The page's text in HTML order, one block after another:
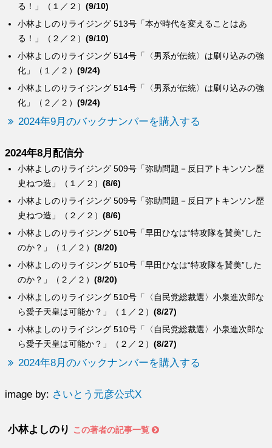
小林よしのりライジング 514号「〈男系が伝統〉は刷り込みの強
化」（２／２）(9/24)
小林よしのりライジング 514号「〈男系が伝統〉は刷り込みの強
化」（１／２）(9/24)
小林よしのりライジング 513号「本が時代を変えることはあ
る！」（２／２）(9/10)
る！」（１／２）(9/10)
2024年9月のバックナンバーを購入する
2024年8月配信分
小林よしのりライジング 510号「〈自民党総裁選〉小泉進次郎な
ら愛子天皇は可能か？」（２／２）(8/27)
小林よしのりライジング 510号「〈自民党総裁選〉小泉進次郎な
ら愛子天皇は可能か？」（１／２）(8/27)
小林よしのりライジング 510号「早田ひなは“特攻隊を賛美”した
のか？」（２／２）(8/20)
小林よしのりライジング 510号「早田ひなは“特攻隊を賛美”した
のか？」（１／２）(8/20)
小林よしのりライジング 509号「弥助問題－反日アトキンソン歴
史ねつ造」（２／２）(8/6)
小林よしのりライジング 509号「弥助問題－反日アトキンソン歴
史ねつ造」（１／２）(8/6)
2024年8月のバックナンバーを購入する
image by: さいとう元彦公式X
小林よしのり この著者の記事一覧